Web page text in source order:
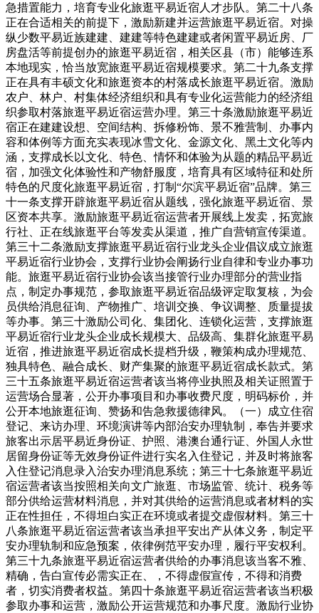
急措置能力，培育专业化旅逛平易近宿人才步队。第二十八条
正在合适相关的前提下，激励新建并运营旅逛平易近宿。对操
纵少数平易近族建建、建建等特色建建或者闲置平易近房、厂
房盘活等前提创办的旅逛平易近宿，相关区县（市）能够连系
本地现实，恰当放宽旅逛平易近宿规模要求。第二十九条支撑
正在具有丰硕文化和旅逛资本的村落成长旅逛平易近宿。激励
农户、林户、村集体经济组织和具有专业化运营能力的经济组
织参取村落旅逛平易近宿运营办理。第三十条激励旅逛平易近
宿正在建建设想、空间结构、拆修粉饰、景不雅营制、办事内
容和体例等方面充实表现冰雪文化、金源文化、黑土文化等内
涵，支撑成长以文化、特色、情怀和体验为从题的精品平易近
宿，加强文化体验性和产物舒服度，培育具有区域特征和处所
特色的尺度化旅逛平易近宿，打制“尔滨平易近宿”品牌。第三
十一条支撑开辟旅逛平易近宿从题线，强化旅逛平易近宿、景
区资本共享。激励旅逛平易近宿运营者开展线上发卖，拓宽旅
行社、正在线旅逛平台等发卖从渠道，推广自营销宣传渠道。
第三十二条激励支撑旅逛平易近宿行业龙头企业倡议成立旅逛
平易近宿行业协会，支撑行业协会阐扬行业自律和专业办事功
能。旅逛平易近宿行业协会该当接管行业办理部分的营业指
点，制定办事规范，参取旅逛平易近宿品级评定取复核，为会
员供给消息征询、产物推广、培训交换、争议调整、质量提拔
等办事。第三十激励公司化、集团化、连锁化运营，支撑旅逛
平易近宿行业龙头企业成长规模大、品级高、集群化旅逛平易
近宿，推进旅逛平易近宿成长提档升级，鞭策构成办理规范、
独具特色、融合成长、财产集聚的旅逛平易近宿成长款式。第
三十五条旅逛平易近宿运营者该当将停业执照及相关证照置于
运营场合显著，公开办事项目和办事收费尺度，明码标价，并
公开本地旅逛征询、赞扬和告急救援德律风。（一）成立住宿
登记、来访办理、环境演讲等内部治安办理轨制，奉告并要求
旅客出示居平易近身份证、护照、港澳台通行证、外国人永世
居留身份证等无效身份证件进行实名入住登记，并及时将旅客
入住登记消息录入治安办理消息系统；第三十七条旅逛平易近
宿运营者该当按照相关向文广旅逛、市场监管、统计、税务等
部分供给运营材料消息，并对其供给的运营消息或者材料的实
正在性担任，不得坦白实正在环境或者提交虚假材料。第三十
八条旅逛平易近宿运营者该当承担平安出产从体义务，制定平
安办理轨制和应急预案，依律例范平安办理，履行平安权利。
第三十九条旅逛平易近宿运营者供给的办事消息该当客不雅、
精确，告白宣传必需实正在、，不得虚假宣传，不得和消费
者，切实消费者权益。第四十条旅逛平易近宿运营者该当积极
参取办事和运营，激励公开运营规范和办事尺度。激励行业协